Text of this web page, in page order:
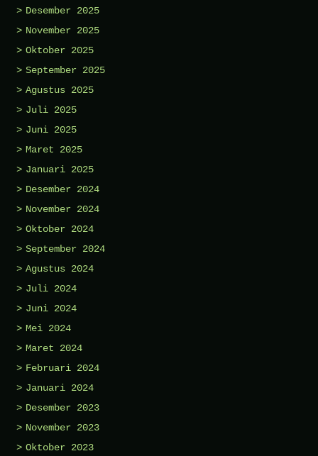
Desember 2025
November 2025
Oktober 2025
September 2025
Agustus 2025
Juli 2025
Juni 2025
Maret 2025
Januari 2025
Desember 2024
November 2024
Oktober 2024
September 2024
Agustus 2024
Juli 2024
Juni 2024
Mei 2024
Maret 2024
Februari 2024
Januari 2024
Desember 2023
November 2023
Oktober 2023